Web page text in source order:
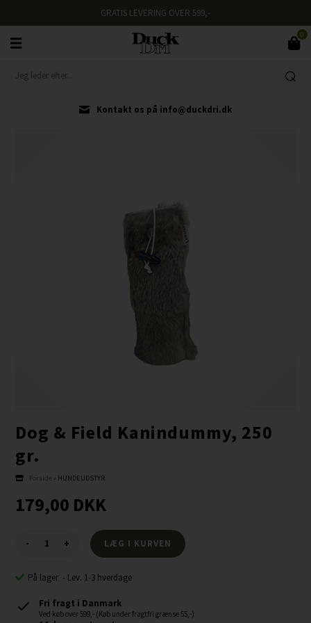
GRATIS LEVERING OVER 599,-
0
Kontakt os på info@duckdri.dk
Dog & Field Kanindummy, 250
gr.
Forside HUNDEUDSTYR
179,00 DKK
- +
På lager - Lev. 1-3 hverdage
Fri fragt i Danmark
Ved køb over 599,- (Køb under fragtfri grænse 55,-)